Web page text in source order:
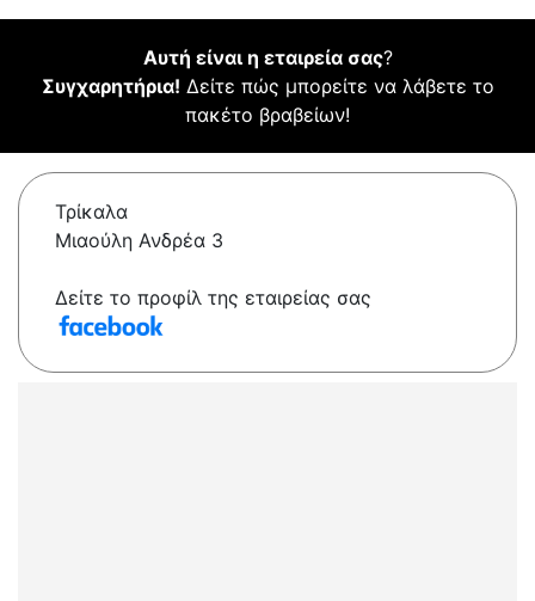
Αυτή είναι η εταιρεία σας?
Συγχαρητήρια! Δείτε πώς μπορείτε να λάβετε το
πακέτο βραβείων!
Τρίκαλα
Μιαούλη Ανδρέα 3
Δείτε το προφίλ της εταιρείας σας